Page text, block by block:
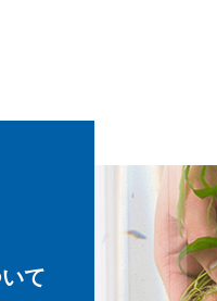
て